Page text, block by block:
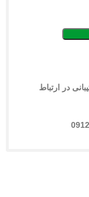
در ارتباط